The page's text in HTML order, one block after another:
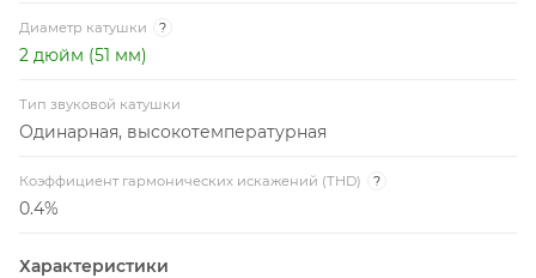
Диаметр катушки ?
2 дюйм (51 мм)
Тип звуковой катушки
Одинарная, высокотемпературная
Коэффициент гармонических искажений (THD) ?
0.4%
Характеристики